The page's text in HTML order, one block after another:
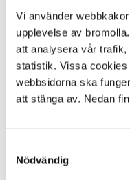
Vi använder
upplevelse av
att analysera vår
statistik. Vissa cookies
webbsidorna ska
att stänga av. Nedan
Nödvändig
Alla platser